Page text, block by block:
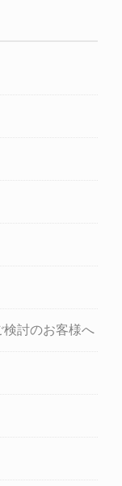
討のお客様へ